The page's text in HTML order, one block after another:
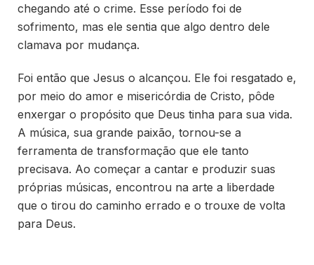
chegando até o crime. Esse período foi de
sofrimento, mas ele sentia que algo dentro dele
clamava por mudança.
Foi então que Jesus o alcançou. Ele foi resgatado e,
por meio do amor e misericórdia de Cristo, pôde
enxergar o propósito que Deus tinha para sua vida.
A música, sua grande paixão, tornou-se a
ferramenta de transformação que ele tanto
precisava. Ao começar a cantar e produzir suas
próprias músicas, encontrou na arte a liberdade
que o tirou do caminho errado e o trouxe de volta
para Deus.